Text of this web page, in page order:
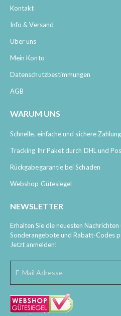
Kontakt
Info & Versand
Über uns
Mein Konto
Datenschutzbestimmungen
AGB
WARUM UNS
Schnelle, einfache und sichere Zahlung
Tracking Ihr Paket durch DHL und
Rückgabegarantie bei Schaden
Webshop Gütesiegel
NEWSLETTER
Erhalten Sie die neuesten
Sonderangebote und Rabatt-Codes
Jetzt anmelden!